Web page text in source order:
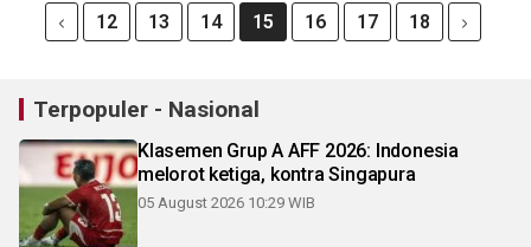
12 13 14 15 16 17 18
Terpopuler - Nasional
Klasemen Grup A AFF 2026: Indonesia
melorot ketiga, kontra Singapura
05 August 2026 10:29 WIB